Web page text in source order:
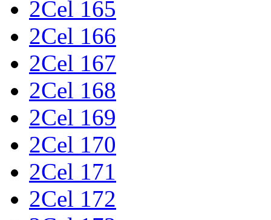
2Cel 165
2Cel 166
2Cel 167
2Cel 168
2Cel 169
2Cel 170
2Cel 171
2Cel 172